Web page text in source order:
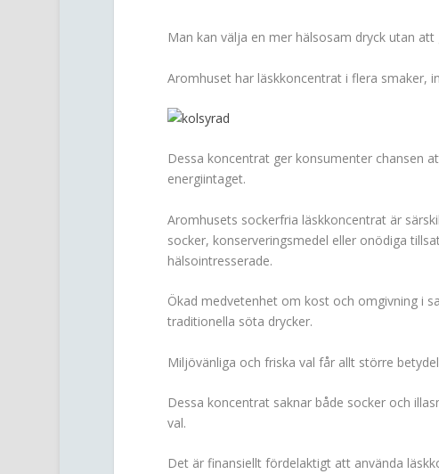
Man kan välja en mer hälsosam dryck utan att
Aromhuset har läskkoncentrat i flera smaker,
Dessa koncentrat ger konsumenter chansen
energiintaget.
Aromhusets sockerfria läskkoncentrat är
socker, konserveringsmedel eller onödiga
hälsointresserade.
Ökad medvetenhet om kost och omgivning i
traditionella söta drycker.
Miljövänliga och friska val får allt större
Dessa koncentrat saknar både socker och
val.
Det är finansiellt fördelaktigt att använda